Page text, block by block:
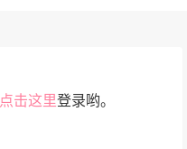
点击这里登录哟。